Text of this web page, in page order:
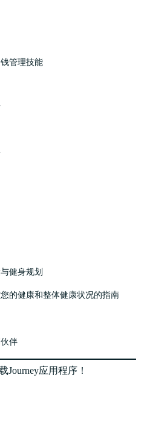
管理技能
健身规划
的健康和整体健康状况的指南
伴
Journey应用程序！